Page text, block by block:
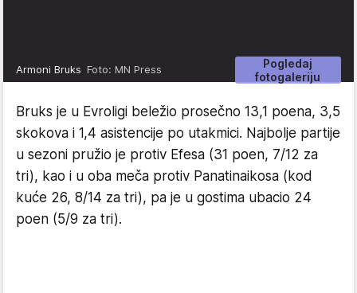
Pogledaj
fotogaleriju
Armoni Bruks Foto: MN Press
Bruks je u Evroligi beležio prosečno 13,1 poena, 3,5
skokova i 1,4 asistencije po utakmici. Najbolje partije
u sezoni pružio je protiv Efesa (31 poen, 7/12 za
tri), kao i u oba meča protiv Panatinaikosa (kod
kuće 26, 8/14 za tri), pa je u gostima ubacio 24
poen (5/9 za tri).